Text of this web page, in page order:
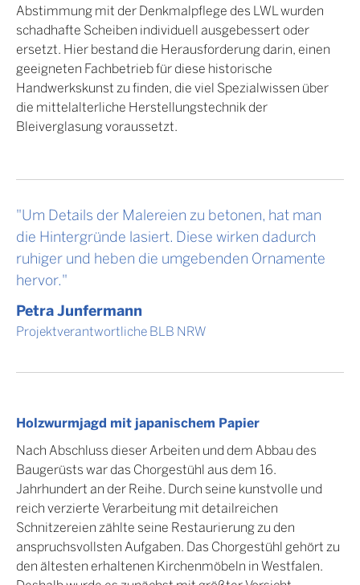
Abstimmung mit der Denkmalpflege des LWL wurden
schadhafte Scheiben individuell ausgebessert oder
ersetzt. Hier bestand die Herausforderung darin, einen
geeigneten Fachbetrieb für diese historische
Handwerkskunst zu finden, die viel Spezialwissen über
die mittelalterliche Herstellungstechnik der
Bleiverglasung voraussetzt.
"Um Details der Malereien zu betonen, hat man
die Hintergründe lasiert. Diese wirken dadurch
ruhiger und heben die umgebenden Ornamente
hervor."
Petra Junfermann
Projektverantwortliche BLB NRW
Holzwurmjagd mit japanischem Papier
Nach Abschluss dieser Arbeiten und dem Abbau des
Baugerüsts war das Chorgestühl aus dem 16.
Jahrhundert an der Reihe. Durch seine kunstvolle und
reich verzierte Verarbeitung mit detailreichen
Schnitzereien zählte seine Restaurierung zu den
anspruchsvollsten Aufgaben. Das Chorgestühl gehört zu
den ältesten erhaltenen Kirchenmöbeln in Westfalen.